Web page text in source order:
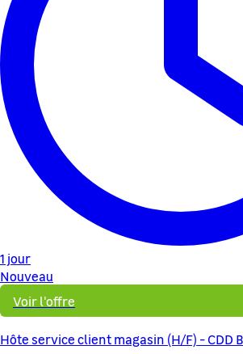
1 jour
Nouveau
Voir l'offre
Hôte service client magasin (H/F) - CDD